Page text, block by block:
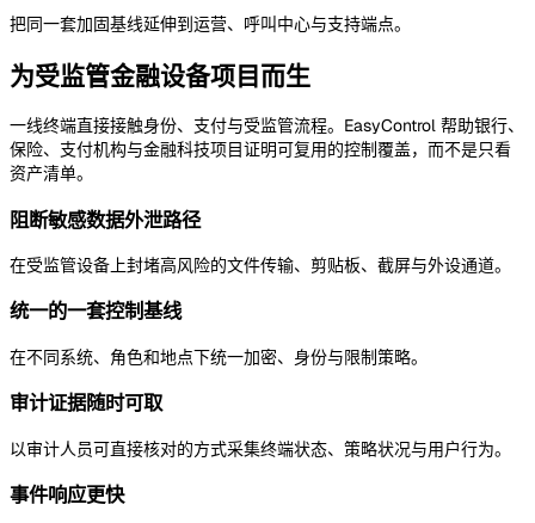
把同一套加固基线延伸到运营、呼叫中心与支持端点。
为受监管金融设备项目而生
一线终端直接接触身份、支付与受监管流程。EasyControl 帮助银行、
保险、支付机构与金融科技项目证明可复用的控制覆盖，而不是只看
资产清单。
阻断敏感数据外泄路径
在受监管设备上封堵高风险的文件传输、剪贴板、截屏与外设通道。
统一的一套控制基线
在不同系统、角色和地点下统一加密、身份与限制策略。
审计证据随时可取
以审计人员可直接核对的方式采集终端状态、策略状况与用户行为。
事件响应更快